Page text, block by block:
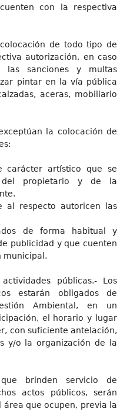
con la respectiva
de todo tipo de
autorización, en caso
las sanciones y multas
pintar en la vía pública
aceras, mobiliario
la colocación de
carácter artístico que se
del propietario y de la
al respecto autoricen las
de forma habitual y
publicidad y que cuenten
municipal.
públicas.- Los
estarán obligados de
Ambiental, en un
el horario y lugar
con suficiente antelación,
y/o la organización de la
brinden servicio de
actos públicos, serán
área que ocupen, previa la